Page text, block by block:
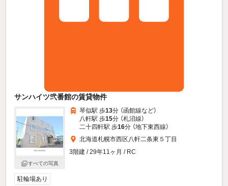
サンハイツ弐番館の賃貸物件
すべての写真
琴似駅 歩13分 （函館線など）
八軒駅 歩15分 （札沼線）
二十四軒駅 歩16分 （地下東西線）
北海道札幌市西区八軒二条東５丁目
3階建 / 29年11ヶ月 / RC
駐輪場あり